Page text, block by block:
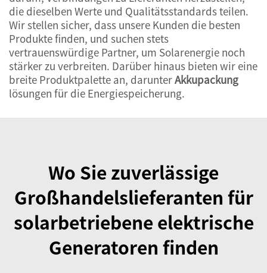
die dieselben Werte und Qualitätsstandards teilen.
Wir stellen sicher, dass unsere Kunden die besten
Produkte finden, und suchen stets
vertrauenswürdige Partner, um Solarenergie noch
stärker zu verbreiten. Darüber hinaus bieten wir eine
breite Produktpalette an, darunterAkkupackung
lösungen für die Energiespeicherung.
Wo Sie zuverlässige
Großhandelslieferanten für
solarbetriebene elektrische
Generatoren finden